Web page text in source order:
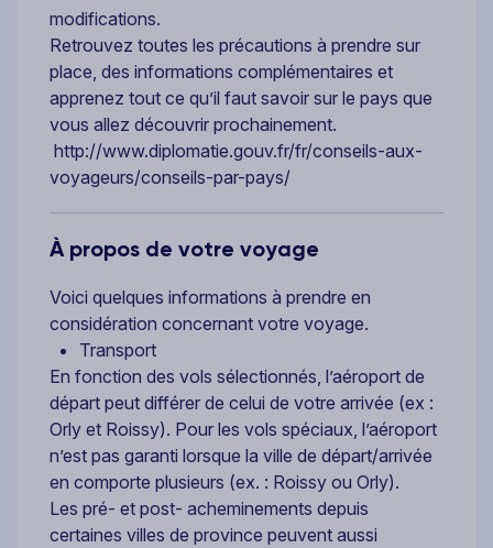
modifications.
Retrouvez toutes les précautions à prendre sur
place, des informations complémentaires et
apprenez tout ce qu’il faut savoir sur le pays que
vous allez découvrir prochainement.
http://www.diplomatie.gouv.fr/fr/conseils-aux-
voyageurs/conseils-par-pays/
À propos de votre voyage
Voici quelques informations à prendre en
considération concernant votre voyage.
Transport
En fonction des vols sélectionnés, l’aéroport de
départ peut différer de celui de votre arrivée (ex :
Orly et Roissy). Pour les vols spéciaux, l’aéroport
n’est pas garanti lorsque la ville de départ/arrivée
en comporte plusieurs (ex. : Roissy ou Orly).
Les pré- et post- acheminements depuis
certaines villes de province peuvent aussi